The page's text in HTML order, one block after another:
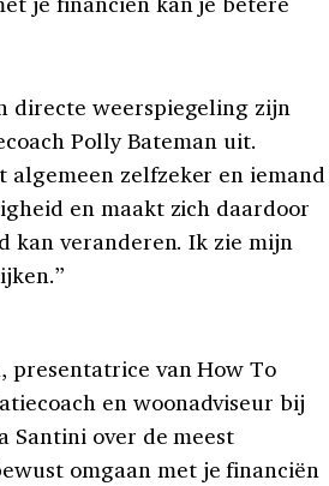
directe weerspiegeling zijn
Polly Bateman uit.
algemeen zelfzeker en iemand
en maakt zich daardoor
kan veranderen. Ik zie mijn
presentatrice van How To
en woonadviseur bij
Santini over de meest
omgaan met je financiën